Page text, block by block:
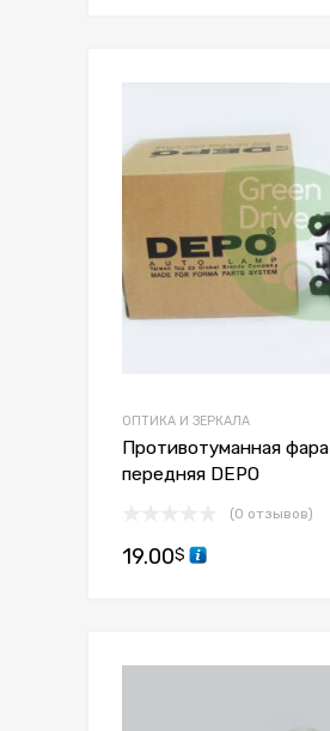
ОПТИКА И ЗЕРКАЛА
Противотуманная фара
передняя DEPO
(0 отзывов)
19.00$